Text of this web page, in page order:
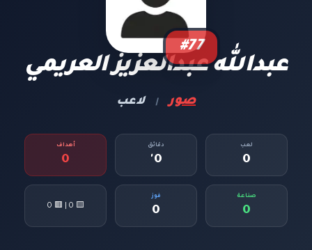
#77
عبدالله عبدالعزيز العريمي
صور | لاعب
لعب
0
دقائق
0'
أهداف
0
صناعة
0
فوز
0
🟨 0 | 🟥 0